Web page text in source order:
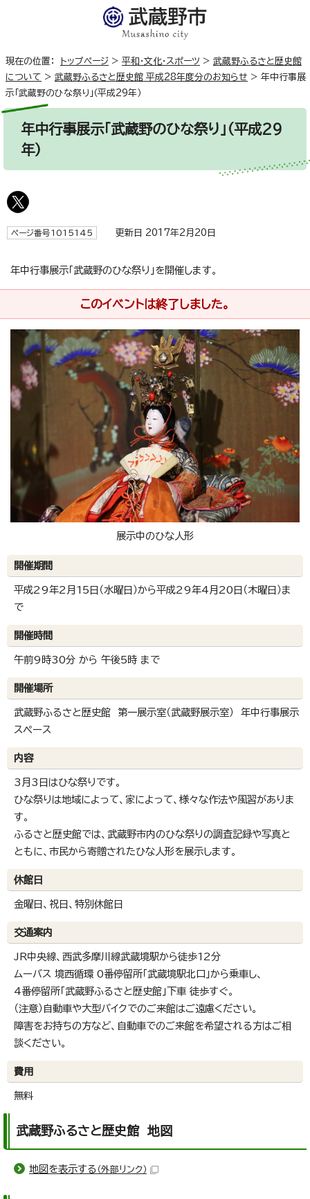
現在の位置： トップページ > 平和・文化・スポーツ > 武蔵野ふるさと歴史館
について
> 武蔵野ふるさと歴史館 平成28年度分のお知らせ > 年中行事展
示「武蔵野のひな祭り」（平成29年）
年中行事展示「武蔵野のひな祭り」（平成29
年）
ページ番号1015145 更新日 2017年2月20日
年中行事展示「武蔵野のひな祭り」を開催します。
このイベントは終了しました。
展示中のひな人形
開催期間
平成29年2月15日（水曜日）から平成29年4月20日（木曜日）ま
で
開催時間
午前9時30分 から 午後5時 まで
開催場所
武蔵野ふるさと歴史館 第一展示室（武蔵野展示室） 年中行事展示
スペース
内容
3月3日はひな祭りです。
ひな祭りは地域によって、家によって、様々な作法や風習がありま
す。
ふるさと歴史館では、武蔵野市内のひな祭りの調査記録や写真と
ともに、市民から寄贈されたひな人形を展示します。
休館日
金曜日、祝日、特別休館日
交通案内
JR中央線、西武多摩川線武蔵境駅から徒歩12分
ムーバス 境西循環 0番停留所「武蔵境駅北口」から乗車し、
4番停留所「武蔵野ふるさと歴史館」下車 徒歩すぐ。
（注意）自動車や大型バイクでのご来館はご遠慮ください。
障害をお持ちの方など、自動車でのご来館を希望される方はご相
談ください。
費用
無料
武蔵野ふるさと歴史館 地図
地図を表示する （外部リンク）